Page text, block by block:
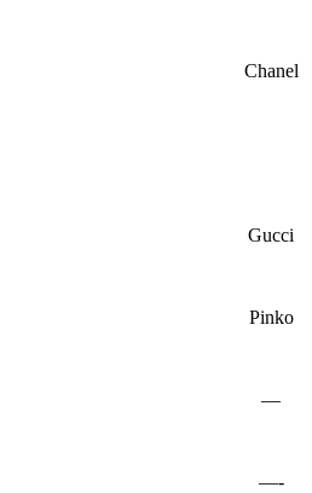
Chanel
Gucci
Pinko
—
—-